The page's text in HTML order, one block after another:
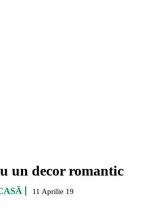
un decor romantic
11 Aprilie 19